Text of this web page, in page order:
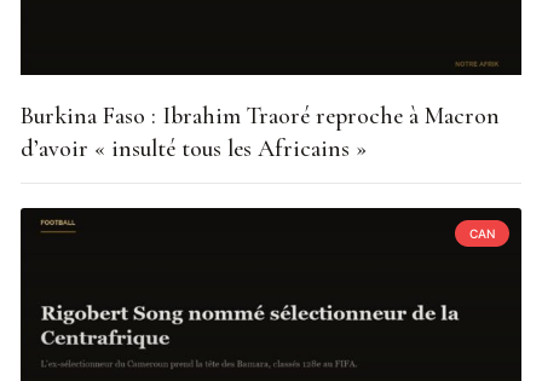
Burkina Faso : Ibrahim Traoré reproche à Macron
d’avoir « insulté tous les Africains »
CAN